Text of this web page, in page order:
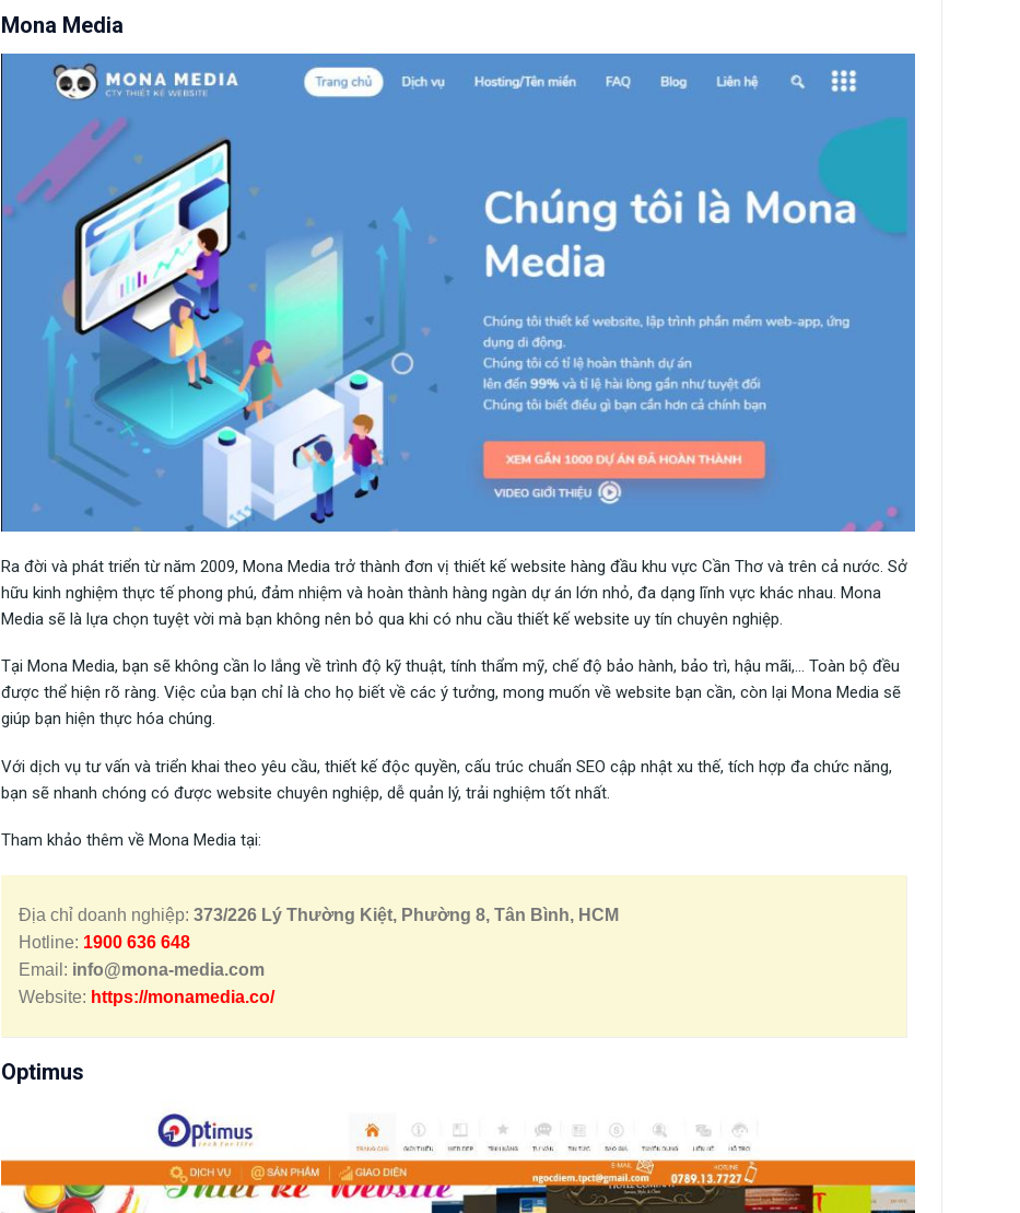
Mona Media
Ra đời và phát triển từ năm 2009, Mona Media trở thành đơn vị thiết kế website hàng đầu khu vực Cần Thơ và trên cả nước. Sở
hữu kinh nghiệm thực tế phong phú, đảm nhiệm và hoàn thành hàng ngàn dự án lớn nhỏ, đa dạng lĩnh vực khác nhau. Mona
Media sẽ là lựa chọn tuyệt vời mà bạn không nên bỏ qua khi có nhu cầu thiết kế website uy tín chuyên nghiệp.
Tại Mona Media, bạn sẽ không cần lo lắng về trình độ kỹ thuật, tính thẩm mỹ, chế độ bảo hành, bảo trì, hậu mãi,… Toàn bộ đều
được thể hiện rõ ràng. Việc của bạn chỉ là cho họ biết về các ý tưởng, mong muốn về website bạn cần, còn lại Mona Media sẽ
giúp bạn hiện thực hóa chúng.
Với dịch vụ tư vấn và triển khai theo yêu cầu, thiết kế độc quyền, cấu trúc chuẩn SEO cập nhật xu thế, tích hợp đa chức năng,
bạn sẽ nhanh chóng có được website chuyên nghiệp, dễ quản lý, trải nghiệm tốt nhất.
Tham khảo thêm về Mona Media tại:
Địa chỉ doanh nghiệp: 373/226 Lý Thường Kiệt, Phường 8, Tân Bình, HCM
Hotline: 1900 636 648
Email: info@mona-media.com
Website: https://monamedia.co/
Optimus